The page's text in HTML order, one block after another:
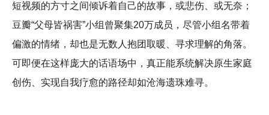
短视频的方寸之间倾诉着自己的故事，或悲伤、或无奈；
豆瓣“父母皆祸害”小组曾聚集20万成员，尽管小组名带着
偏激的情绪，却也是无数人抱团取暖、寻求理解的角落。
可即便在这样庞大的话语场中，真正能系统解决原生家庭
创伤、实现自我疗愈的路径却如沧海遗珠难寻。